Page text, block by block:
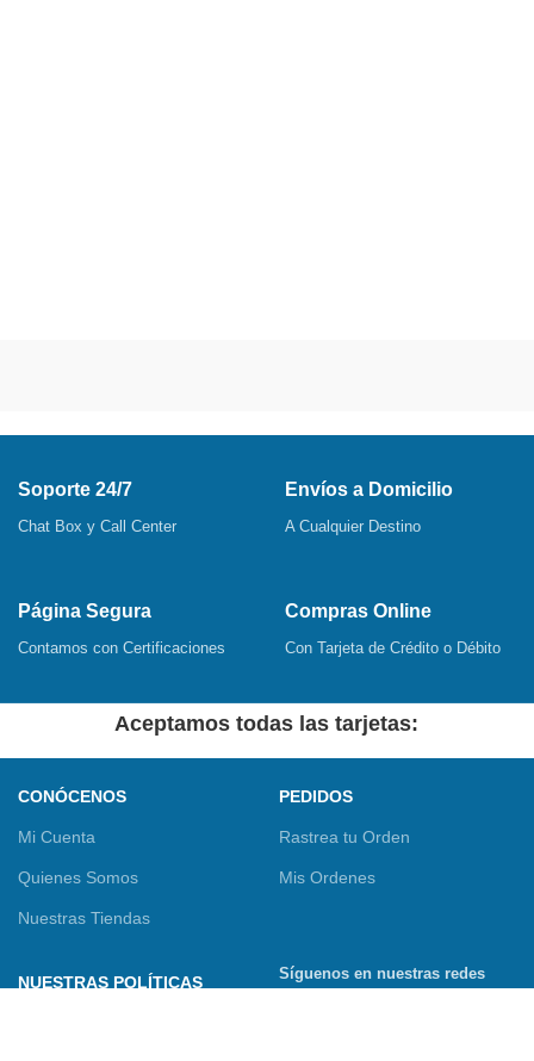
Soporte 24/7
Chat Box y Call Center
Envíos a Domicilio
A Cualquier Destino
Página Segura
Contamos con Certificaciones
Compras Online
Con Tarjeta de Crédito o Débito
Aceptamos todas las tarjetas:
CONÓCENOS
Mi Cuenta
Quienes Somos
Nuestras Tiendas
PEDIDOS
Rastrea tu Orden
Mis Ordenes
NUESTRAS POLÍTICAS
Síguenos en nuestras redes